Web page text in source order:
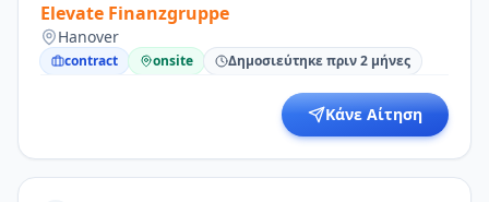
Elevate Finanzgruppe
Hanover
contract onsite Δημοσιεύτηκε πριν 2 μήνες
Κάνε Αίτηση